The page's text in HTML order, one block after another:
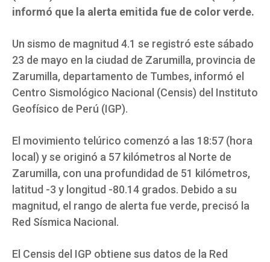
informó que la alerta emitida fue de color verde.
Un sismo de magnitud 4.1 se registró este sábado
23 de mayo en la ciudad de Zarumilla, provincia de
Zarumilla, departamento de Tumbes, informó el
Centro Sismológico Nacional (Censis) del Instituto
Geofísico de Perú (IGP).
El movimiento telúrico comenzó a las 18:57 (hora
local) y se originó a 57 kilómetros al Norte de
Zarumilla, con una profundidad de 51 kilómetros,
latitud -3 y longitud -80.14 grados. Debido a su
magnitud, el rango de alerta fue verde, precisó la
Red Sísmica Nacional.
El Censis del IGP obtiene sus datos de la Red